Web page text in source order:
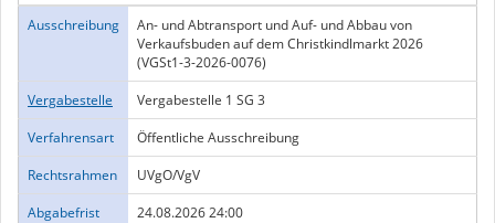
Ausschreibung
An- und Abtransport und Auf- und Abbau von
Verkaufsbuden auf dem Christkindlmarkt 2026
(VGSt1-3-2026-0076)
Vergabestelle
Vergabestelle 1 SG 3
Verfahrensart
Öffentliche Ausschreibung
Rechtsrahmen
UVgO/VgV
Abgabefrist
24.08.2026 24:00